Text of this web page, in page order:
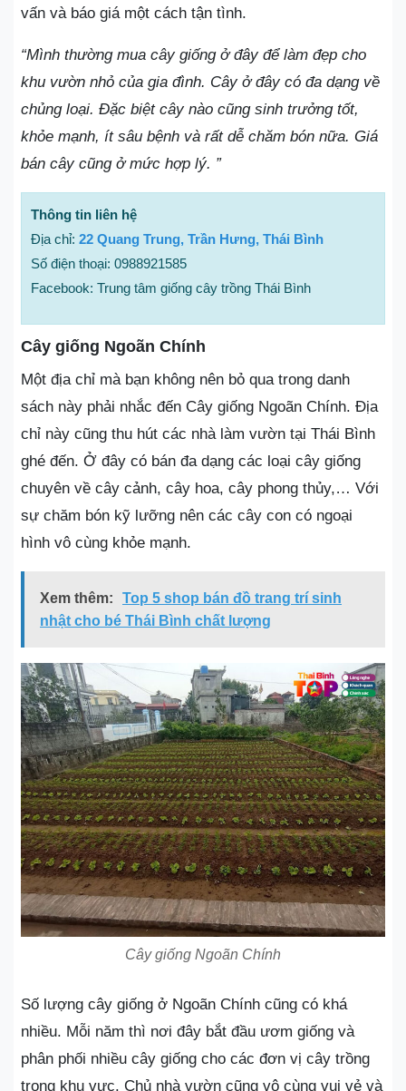
vấn và báo giá một cách tận tình.
“Mình thường mua cây giống ở đây để làm đẹp cho
khu vườn nhỏ của gia đình. Cây ở đây có đa dạng về
chủng loại. Đặc biệt cây nào cũng sinh trưởng tốt,
khỏe mạnh, ít sâu bệnh và rất dễ chăm bón nữa. Giá
bán cây cũng ở mức hợp lý. ”
Thông tin liên hệ
Địa chỉ: 22 Quang Trung, Trần Hưng, Thái Bình
Số điện thoại: 0988921585
Facebook: Trung tâm giống cây trồng Thái Bình
Cây giống Ngoãn Chính
Một địa chỉ mà bạn không nên bỏ qua trong danh
sách này phải nhắc đến Cây giống Ngoãn Chính. Địa
chỉ này cũng thu hút các nhà làm vườn tại Thái Bình
ghé đến. Ở đây có bán đa dạng các loại cây giống
chuyên về cây cảnh, cây hoa, cây phong thủy,… Với
sự chăm bón kỹ lưỡng nên các cây con có ngoại
hình vô cùng khỏe mạnh.
Xem thêm:
Top 5 shop bán đồ trang trí sinh
nhật cho bé Thái Bình chất lượng
Cây giống Ngoãn Chính
Số lượng cây giống ở Ngoãn Chính cũng có khá
nhiều. Mỗi năm thì nơi đây bắt đầu ươm giống và
phân phối nhiều cây giống cho các đơn vị cây trồng
trong khu vực. Chủ nhà vườn cũng vô cùng vui vẻ và